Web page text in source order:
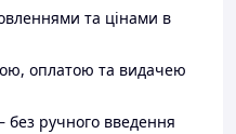
та цінами в
оплатою та видачею
ручного введення